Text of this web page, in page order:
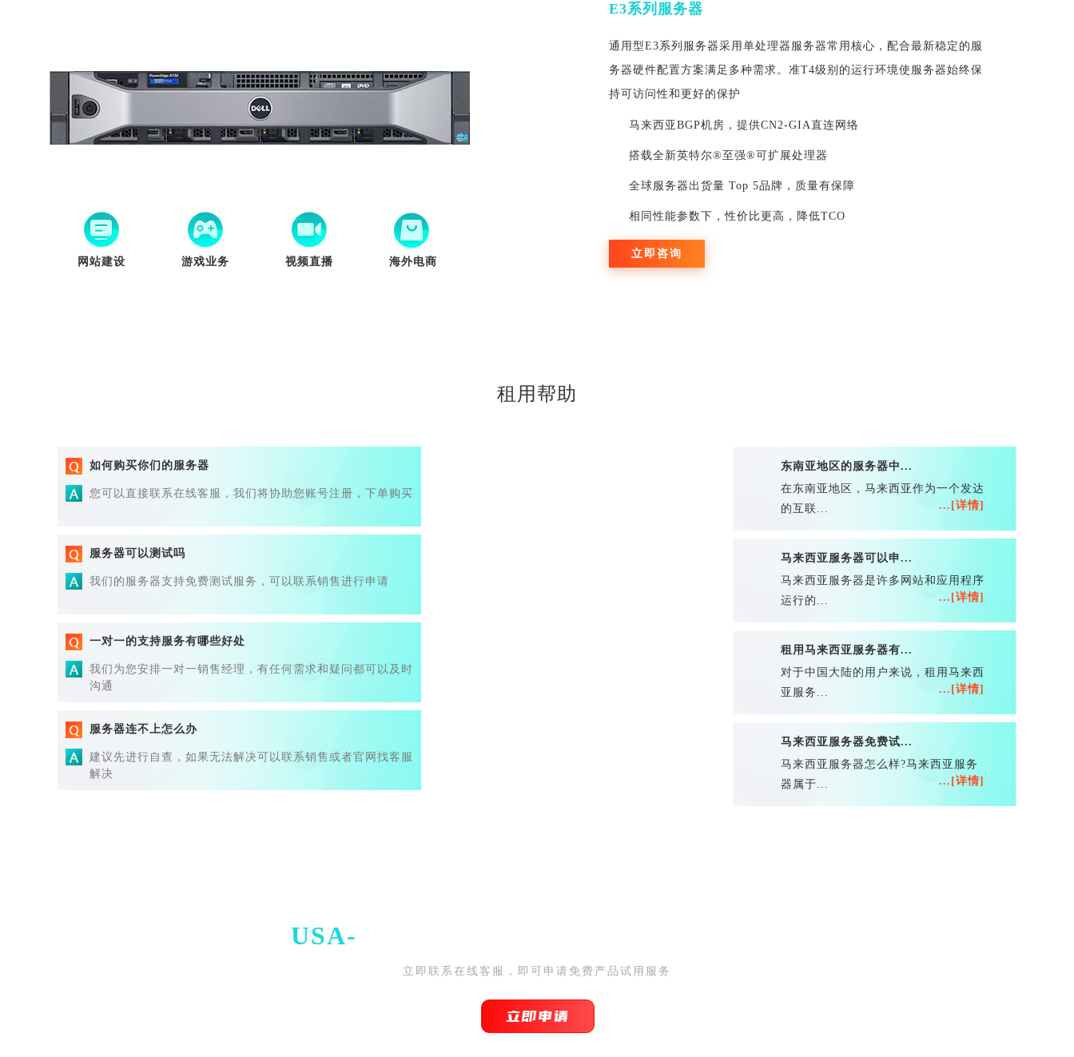
网站建设 游戏业务 视频直播 海外电商
E3系列服务器
通用型E3系列服务器采用单处理器服务器常用核心，配合最新稳定的服
务器硬件配置方案满足多种需求。准T4级别的运行环境使服务器始终保
持可访问性和更好的保护
马来西亚BGP机房，提供CN2-GIA直连网络
搭载全新英特尔®至强®可扩展处理器
全球服务器出货量 Top 5品牌，质量有保障
相同性能参数下，性价比更高，降低TCO
立即咨询
租用帮助
如何购买你们的服务器
您可以直接联系在线客服，我们将协助您账号注册，下单购买
服务器可以测试吗
我们的服务器支持免费测试服务，可以联系销售进行申请
一对一的支持服务有哪些好处
我们为您安排一对一销售经理，有任何需求和疑问都可以及时
沟通
服务器连不上怎么办
建议先进行自查，如果无法解决可以联系销售或者官网找客服
解决
东南亚地区的服务器中...
在东南亚地区，马来西亚作为一个发达
的互联...
...[详情]
马来西亚服务器可以申...
马来西亚服务器是许多网站和应用程序
运行的...
...[详情]
租用马来西亚服务器有...
对于中国大陆的用户来说，租用马来西
亚服务...
...[详情]
马来西亚服务器免费试...
马来西亚服务器怎么样?马来西亚服务
器属于...
...[详情]
USA-
立即联系在线客服，即可申请免费产品试用服务
立即申请